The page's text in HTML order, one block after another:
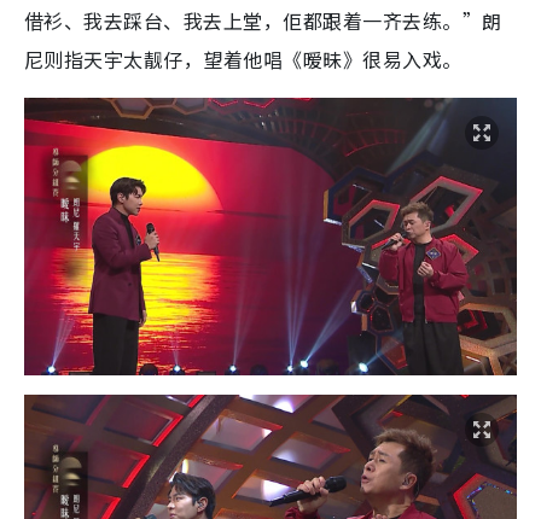
借衫、我去踩台、我去上堂，佢都跟着一齐去练。”朗
尼则指天宇太靓仔，望着他唱《暧昧》很易入戏。